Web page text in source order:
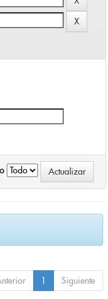
1 Siguiente